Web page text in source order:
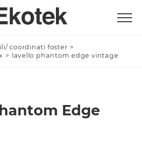
coordinati foster >
> lavello phantom edge vintage
Edge